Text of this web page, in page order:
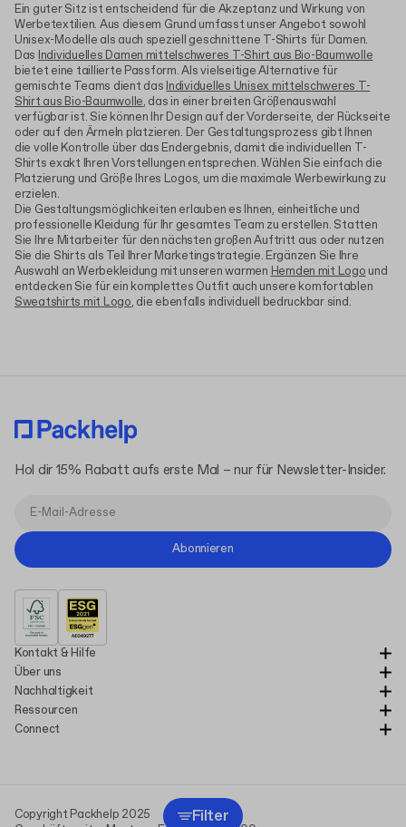
Filter
Ein guter Sitz ist entscheidend für die Akzeptanz und Wirkung von
Werbetextilien. Aus diesem Grund umfasst unser Angebot sowohl
Unisex-Modelle als auch speziell geschnittene T-Shirts für Damen.
Das Individuelles Damen mittelschweres T-Shirt aus Bio-Baumwolle
bietet eine taillierte Passform. Als vielseitige Alternative für
gemischte Teams dient das Individuelles Unisex mittelschweres T-
Shirt aus Bio-Baumwolle, das in einer breiten Größenauswahl
verfügbar ist. Sie können Ihr Design auf der Vorderseite, der Rückseite
oder auf den Ärmeln platzieren. Der Gestaltungsprozess gibt Ihnen
die volle Kontrolle über das Endergebnis, damit die individuellen T-
Shirts exakt Ihren Vorstellungen entsprechen. Wählen Sie einfach die
Platzierung und Größe Ihres Logos, um die maximale Werbewirkung zu
erzielen.
Die Gestaltungsmöglichkeiten erlauben es Ihnen, einheitliche und
professionelle Kleidung für Ihr gesamtes Team zu erstellen. Statten
Sie Ihre Mitarbeiter für den nächsten großen Auftritt aus oder nutzen
Sie die Shirts als Teil Ihrer Marketingstrategie. Ergänzen Sie Ihre
Auswahl an Werbekleidung mit unseren warmen Hemden mit Logo und
entdecken Sie für ein komplettes Outfit auch unsere komfortablen
Sweatshirts mit Logo, die ebenfalls individuell bedruckbar sind.
Kontakt & Hilfe
Über uns
Nachhaltigkeit
Ressourcen
Connect
Hol dir 15% Rabatt aufs erste Mal – nur für Newsletter-Insider.
Abonnieren
Copyright Packhelp 2025